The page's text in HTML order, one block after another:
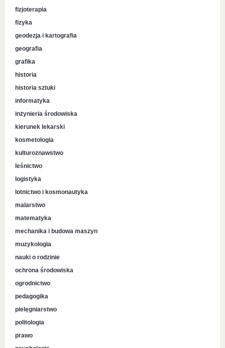
fizjoterapia
fizyka
geodezja i kartografia
geografia
grafika
historia
historia sztuki
informatyka
inżynieria środowiska
kierunek lekarski
kosmetologia
kulturoznawstwo
leśnictwo
logistyka
lotnictwo i kosmonautyka
malarstwo
matematyka
mechanika i budowa maszyn
muzykologia
nauki o rodzinie
ochrona środowiska
ogrodnictwo
pedagogika
pielęgniarstwo
politologia
prawo